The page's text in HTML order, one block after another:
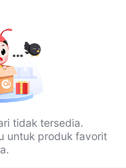
tidak tersedia.
untuk produk favorit